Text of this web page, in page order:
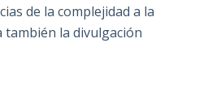
de la complejidad a la
también la divulgación